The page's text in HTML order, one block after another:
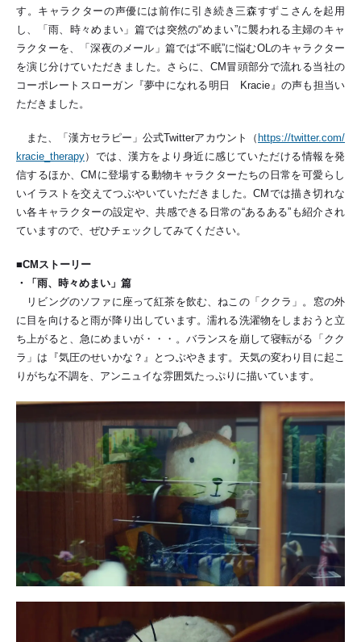
す。キャラクターの声優には前作に引き続き三森すずこさんを起用
し、「雨、時々めまい」篇では突然の“めまい”に襲われる主婦のキャ
ラクターを、「深夜のメール」篇では“不眠”に悩むOLのキャラクター
を演じ分けていただきました。さらに、CM冒頭部分で流れる当社の
コーポレートスローガン『夢中になれる明日 Kracie』の声も担当い
ただきました。
また、「漢方セラピー」公式Twitterアカウント（ https://twitter.com/
kracie_therapy）では、漢方をより身近に感じていただける情報を発
信するほか、CMに登場する動物キャラクターたちの日常を可愛らし
いイラストを交えてつぶやいていただきました。CMでは描き切れな
い各キャラクターの設定や、共感できる日常の“あるある”も紹介され
ていますので、ぜひチェックしてみてください。
■CMストーリー
・「雨、時々めまい」篇
リビングのソファに座って紅茶を飲む、ねこの「ククラ」。窓の外
に目を向けると雨が降り出しています。濡れる洗濯物をしまおうと立
ち上がると、急にめまいが・・・。バランスを崩して寝転がる「クク
ラ」は『気圧のせいかな？』とつぶやきます。天気の変わり目に起こ
りがちな不調を、アンニュイな雰囲気たっぷりに描いています。